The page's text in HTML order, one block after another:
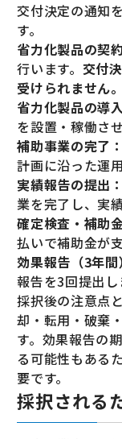
交付決定の通知
す。
省力化製品の契
行います。 交付
受けられません。
省力化製品の導
を設置・稼働させ
補助事業の完了：
計画に沿った運
実績報告の提出：
業を完了し、実
確定検査・補助
払いで補助金が
効果報告（3年間
報告を3回提出し
採択後の注意点
却・転用・破棄
す。効果報告の
る可能性もある
要です。
採択される